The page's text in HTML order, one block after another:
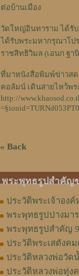
ต่อบ้านเมือง
วัดใหญ่อินทาราม ได้รับ
ได้รับพระมหากรุณาโป
ราชสิทธิวิมล (เอนก ฐา
ที่มาหนังสือพิมพ์ข่าวสด
คอลัมน์ เดินสายไหว้พ
http://
« Back
พระพุทธรูปสำคัญ
ประวัติพระเจ้าอง
พระพุทธรูปปางมา
พระพุทธรูปสำคัญ
ประวัติพระเสตังค
ประวัติหลวงพ่อวัด
ประวัติหลวงพ่อทุ่ง